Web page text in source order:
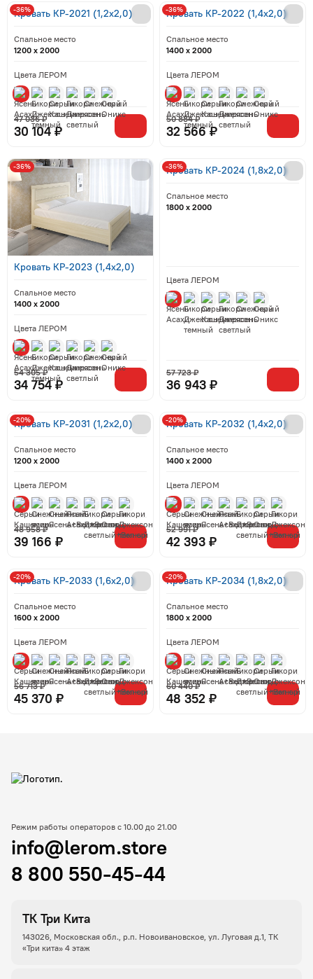
Кровать КР-2021 (1,2x2,0)
Спальное место
1200 x 2000
Цвета ЛЕРОМ
30 104 ₽
47 036 ₽
-36% Кровать КР-2022 (1,4x2,0)
Спальное место
1400 x 2000
Цвета ЛЕРОМ
32 566 ₽
50 884 ₽
-36%
Кровать КР-2023 (1,4x2,0)
Спальное место
1400 x 2000
Цвета ЛЕРОМ
34 754 ₽
54 305 ₽
-36% Кровать КР-2024 (1,8x2,0)
Спальное место
1800 x 2000
Цвета ЛЕРОМ
36 943 ₽
57 723 ₽
-36%
Кровать КР-2031 (1,2x2,0)
Спальное место
1200 x 2000
Цвета ЛЕРОМ
39 166 ₽
48 958 ₽
-20% Кровать КР-2032 (1,4x2,0)
Спальное место
1400 x 2000
Цвета ЛЕРОМ
42 393 ₽
52 991 ₽
-20%
Кровать КР-2033 (1,6x2,0)
Спальное место
1600 x 2000
Цвета ЛЕРОМ
45 370 ₽
56 713 ₽
-20% Кровать КР-2034 (1,8x2,0)
Спальное место
1800 x 2000
Цвета ЛЕРОМ
48 352 ₽
60 440 ₽
-20%
ТК Три Кита
143026, Московская обл., р.п. Новоивановское, ул. Луговая д.1, ТК
«Три кита» 4 этаж
Режим работы операторов с 10.00 до 21.00
info@lerom.store
8 800 550-45-44